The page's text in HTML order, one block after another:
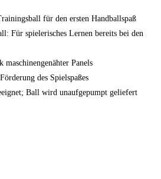
für den ersten Handballspaß
Für spielerisches Lernen bereits bei den
maschinengenähter Panels
des Spielspaßes
Ball wird unaufgepumpt geliefert